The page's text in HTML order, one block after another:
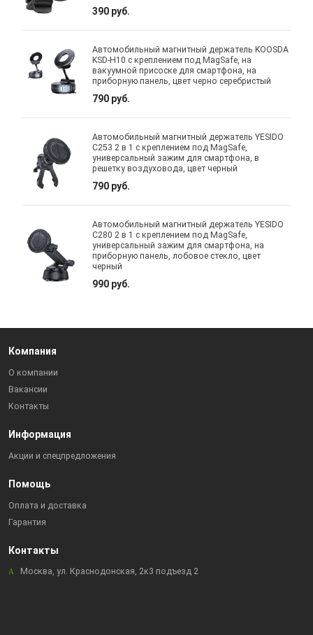
390 руб.
Автомобильный магнитный держатель KOOSDA
KSD-H10 с креплением под MagSafe, на
вакуумной присоске для смартфона, на
приборную панель, цвет черно серебристый
790 руб.
Автомобильный магнитный держатель YESIDO
C253 2 в 1 с креплением под MagSafe,
универсальный зажим для смартфона, в
решетку воздуховода, цвет черный
790 руб.
Автомобильный магнитный держатель YESIDO
C280 2 в 1 с креплением под MagSafe,
универсальный зажим для смартфона, на
приборную панель, лобовое стекло, цвет
черный
990 руб.
Компания
О компании
Вакансии
Контакты
Информация
Акции и спецпредложения
Помощь
Оплата и доставка
Гарантия
Контакты
Москва, ул. Краснодонская, 2к3 подъезд 2